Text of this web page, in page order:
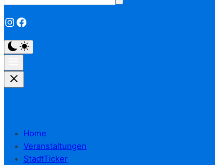
Instagram
Facebook
Home
Veranstaltungen
StadtTicker